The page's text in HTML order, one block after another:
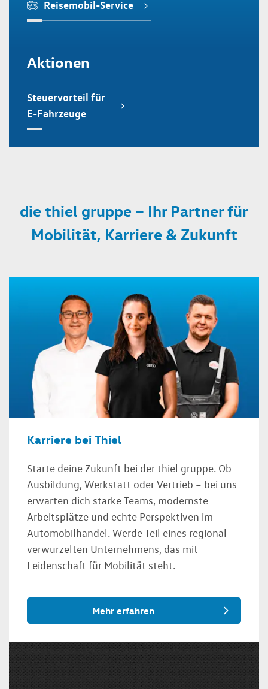
Reisemobil-Service
Aktionen
Steuervorteil für
E-Fahrzeuge
die thiel gruppe – Ihr Partner für
Mobilität, Karriere & Zukunft
Karriere bei Thiel
Starte deine Zukunft bei der thiel gruppe. Ob
Ausbildung, Werkstatt oder Vertrieb – bei uns
erwarten dich starke Teams, modernste
Arbeitsplätze und echte Perspektiven im
Automobilhandel. Werde Teil eines regional
verwurzelten Unternehmens, das mit
Leidenschaft für Mobilität steht.
Mehr erfahren